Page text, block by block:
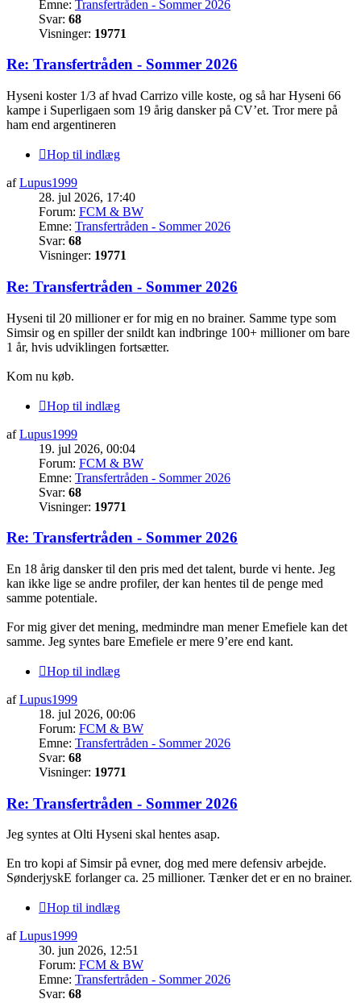
Emne: Transfertråden - Sommer 2026
Svar: 68
Visninger: 19771
Re: Transfertråden - Sommer 2026
Hyseni koster 1/3 af hvad Carrizo ville koste, og så har Hyseni 66
kampe i Superligaen som 19 årig dansker på CV’et. Tror mere på
ham end argentineren
Hop til indlæg
afLupus1999
28. jul 2026, 17:40
Forum: FCM & BW
Emne: Transfertråden - Sommer 2026
Svar: 68
Visninger: 19771
Re: Transfertråden - Sommer 2026
Hyseni til 20 millioner er for mig en no brainer. Samme type som
Simsir og en spiller der snildt kan indbringe 100+ millioner om bare
1 år, hvis udviklingen fortsætter.
Kom nu køb.
Hop til indlæg
afLupus1999
19. jul 2026, 00:04
Forum: FCM & BW
Emne: Transfertråden - Sommer 2026
Svar: 68
Visninger: 19771
Re: Transfertråden - Sommer 2026
En 18 årig dansker til den pris med det talent, burde vi hente. Jeg
kan ikke lige se andre profiler, der kan hentes til de penge med
samme potentiale.
For mig giver det mening, medmindre man mener Emefiele kan det
samme. Jeg syntes bare Emefiele er mere 9’ere end kant.
Hop til indlæg
afLupus1999
18. jul 2026, 00:06
Forum: FCM & BW
Emne: Transfertråden - Sommer 2026
Svar: 68
Visninger: 19771
Re: Transfertråden - Sommer 2026
Jeg syntes at Olti Hyseni skal hentes asap.
En tro kopi af Simsir på evner, dog med mere defensiv arbejde.
SønderjyskE forlanger ca. 25 millioner. Tænker det er en no brainer.
Hop til indlæg
afLupus1999
30. jun 2026, 12:51
Forum: FCM & BW
Emne: Transfertråden - Sommer 2026
Svar: 68